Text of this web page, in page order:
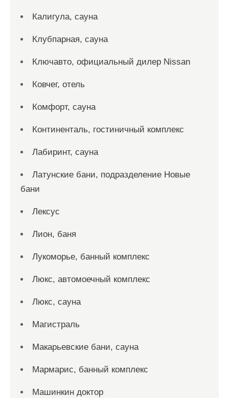
Калигула, сауна
Клубпарная, сауна
Ключавто, официальный дилер Nissan
Ковчег, отель
Комфорт, сауна
Континенталь, гостиничный комплекс
Лабиринт, сауна
Латунские бани, подразделение Новые
бани
Лексус
Лион, баня
Лукоморье, банный комплекс
Люкс, автомоечный комплекс
Люкс, сауна
Магистраль
Макарьевские бани, сауна
Мармарис, банный комплекс
Машинкин доктор